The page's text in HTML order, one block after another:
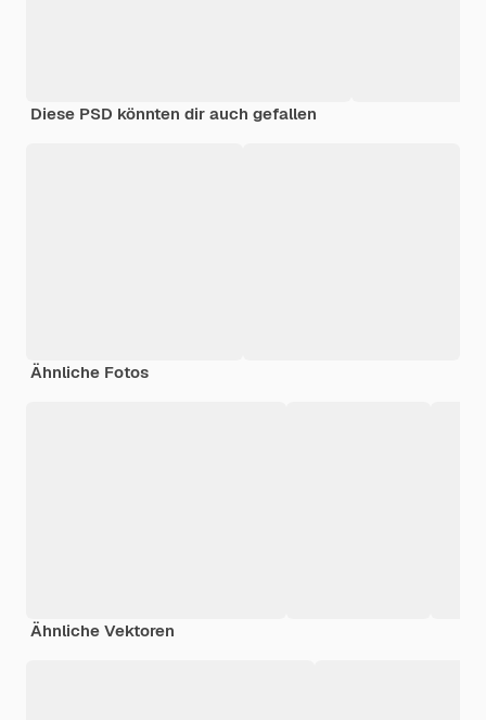
Diese PSD könnten dir auch gefallen
Ähnliche Fotos
Ähnliche Vektoren